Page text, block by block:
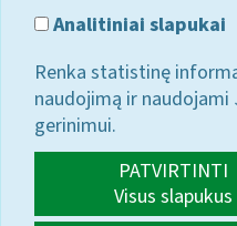
Analitiniai slapukai
Renka statistinę
naudojimą ir
gerinimui.
PATVIRTINTI
Visus slapukus